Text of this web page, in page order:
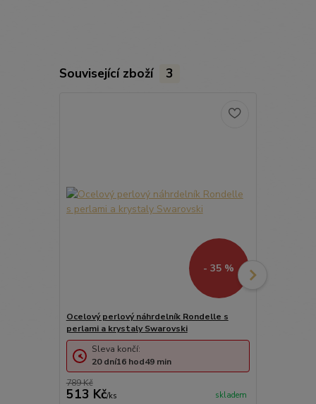
Související zboží 3
- 35 %
Ocelový perlový náhrdelník Rondelle s
perlami a krystaly Swarovski
789 Kč
513 Kč/ks skladem
Sleva končí:
20 dní16 hod49 min